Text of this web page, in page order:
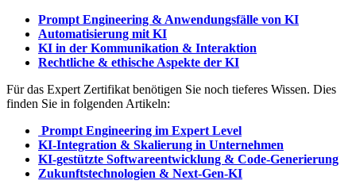
Prompt Engineering & Anwendungsfälle von KI
Automatisierung mit KI
KI in der Kommunikation & Interaktion
Rechtliche & ethische Aspekte der KI
Für das Expert Zertifikat benötigen Sie noch tieferes Wissen. Dies
finden Sie in folgenden Artikeln:
Prompt Engineering im Expert Level
KI-Integration & Skalierung in Unternehmen
KI-gestützte Softwareentwicklung & Code-Generierung
Zukunftstechnologien & Next-Gen-KI